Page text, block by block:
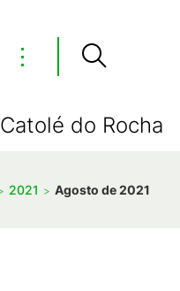
⋮
Catolé do Rocha
2021 Agosto de 2021